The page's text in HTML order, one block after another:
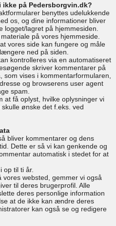
ikke på Pedersborgvin.dk?
benyttes udelukkende
os, og dine informationer bliver
logget/lagret på hjemmesiden.
på vores hjemmeside.
vores side kan fungere og måle
ned på siden.
kontrolleres via en automatiseret
skriver kommentarer på
vises i kommentarformularen,
og browserens user agent
spam.
at få oplyst, hvilke oplysninger vi
ønske det f.eks. ved
bliver kommentarer og dens
Dette er så vi kan genkende og
automatisk i stedet for at
op til ti år.
websted, gemmer vi også
til deres brugerprofil. Alle
deres personlige information
at de ikke kan ændre deres
kan også se og redigere